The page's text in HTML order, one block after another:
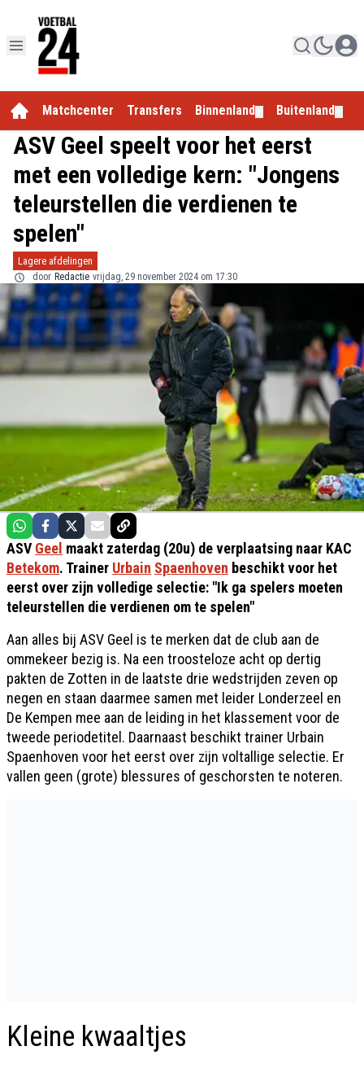
Matchcenter Transfers Binnenland Buitenland
ASV Geel speelt voor het eerst
met een volledige kern: "Jongens
teleurstellen die verdienen te
spelen"
Lagere afdelingen
door Redactie vrijdag, 29 november 2024 om 17:30
ASV Geel maakt zaterdag (20u) de verplaatsing naar KAC
Betekom. Trainer Urbain Spaenhoven beschikt voor het
eerst over zijn volledige selectie: "Ik ga spelers moeten
teleurstellen die verdienen om te spelen"
Aan alles bij ASV Geel is te merken dat de club aan de
ommekeer bezig is. Na een troosteloze acht op dertig
pakten de Zotten in de laatste drie wedstrijden zeven op
negen en staan daarmee samen met leider Londerzeel en
De Kempen mee aan de leiding in het klassement voor de
tweede periodetitel. Daarnaast beschikt trainer Urbain
Spaenhoven voor het eerst over zijn voltallige selectie. Er
vallen geen (grote) blessures of geschorsten te noteren.
Kleine kwaaltjes